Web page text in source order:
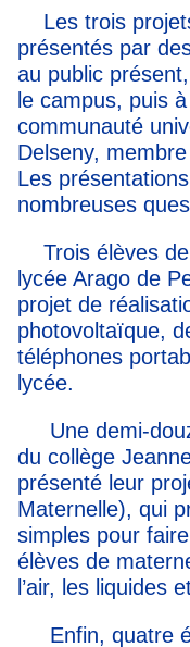
Les trois
présentés par
au public
le campus, puis
communauté
Delseny,
Les
nombreuses
Trois élèves de
lycée Arago de
projet de
photovoltaïque,
téléphones
lycée.
Une demi-
du collège
présenté leur
Maternelle), qui
simples pour
élèves de
l’air, les liquides
Enfin, quatre